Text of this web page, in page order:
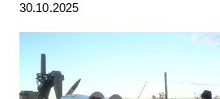
30.10.2025
Pro piloty